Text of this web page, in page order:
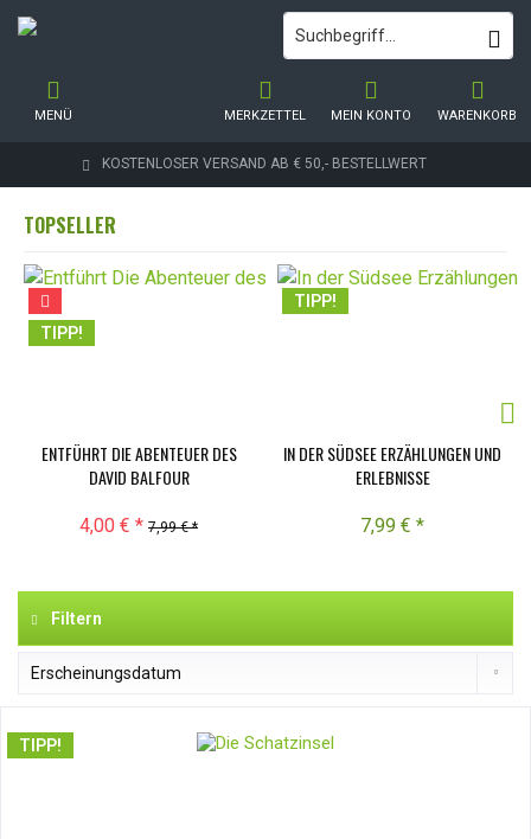
KOSTENLOSER VERSAND AB € 50,- BESTELLWERT
WARENKORB
MERKZETTEL MEIN KONTO
MENÜ
TOPSELLER
TIPP!
ENTFÜHRT DIE ABENTEUER DES
DAVID BALFOUR
4,00 € * 7,99 € *
TIPP!
IN DER SÜDSEE ERZÄHLUNGEN UND
ERLEBNISSE
7,99 € *
Filtern
TIPP!